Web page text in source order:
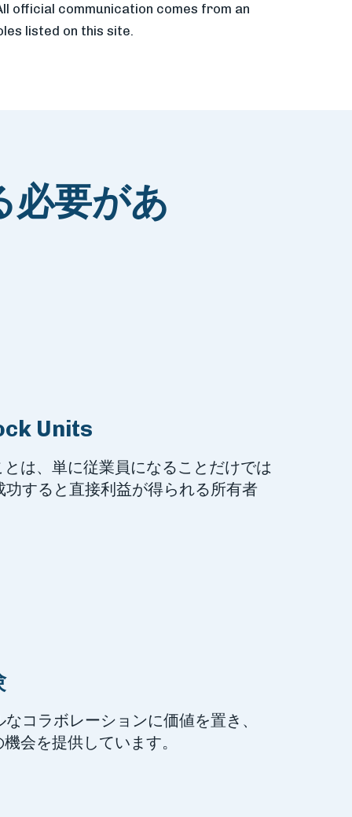
official communication comes from an
listed on this site.
必要があ
Units
は、単に従業員になることだけでは
すると直接利益が得られる所有者
コラボレーションに価値を置き、
会を提供しています。